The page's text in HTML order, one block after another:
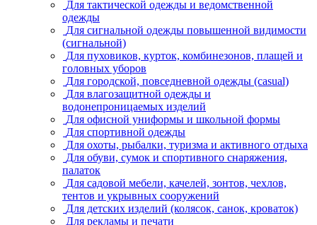
Для тактической одежды и ведомственной
одежды
Для сигнальной одежды повышенной видимости
(сигнальной)
Для пуховиков, курток, комбинезонов, плащей и
головных уборов
Для городской, повседневной одежды (casual)
Для влагозащитной одежды и
водонепроницаемых изделий
Для офисной униформы и школьной формы
Для спортивной одежды
Для охоты, рыбалки, туризма и активного отдыха
Для обуви, сумок и спортивного снаряжения,
палаток
Для садовой мебели, качелей, зонтов, чехлов,
тентов и укрывных сооружений
Для детских изделий (колясок, санок, кроваток)
Для рекламы и печати